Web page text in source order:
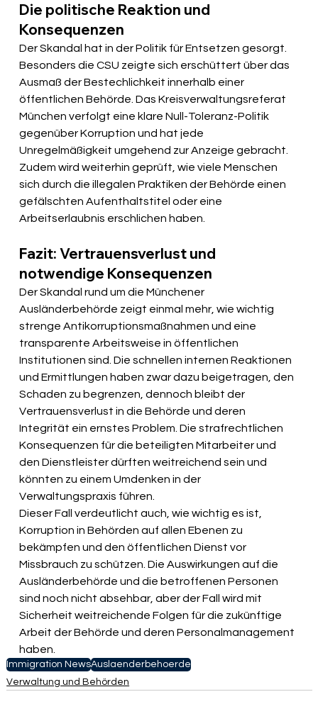
Die politische Reaktion und
Konsequenzen
Der Skandal hat in der Politik für Entsetzen gesorgt.
Besonders die CSU zeigte sich erschüttert über das
Ausmaß der Bestechlichkeit innerhalb einer
öffentlichen Behörde. Das Kreisverwaltungsreferat
München verfolgt eine klare Null-Toleranz-Politik
gegenüber Korruption und hat jede
Unregelmäßigkeit umgehend zur Anzeige gebracht.
Zudem wird weiterhin geprüft, wie viele Menschen
sich durch die illegalen Praktiken der Behörde einen
gefälschten Aufenthaltstitel oder eine
Arbeitserlaubnis erschlichen haben.
Fazit: Vertrauensverlust und
notwendige Konsequenzen
Der Skandal rund um die Münchener
Ausländerbehörde zeigt einmal mehr, wie wichtig
strenge Antikorruptionsmaßnahmen und eine
transparente Arbeitsweise in öffentlichen
Institutionen sind. Die schnellen internen Reaktionen
und Ermittlungen haben zwar dazu beigetragen, den
Schaden zu begrenzen, dennoch bleibt der
Vertrauensverlust in die Behörde und deren
Integrität ein ernstes Problem. Die strafrechtlichen
Konsequenzen für die beteiligten Mitarbeiter und
den Dienstleister dürften weitreichend sein und
könnten zu einem Umdenken in der
Verwaltungspraxis führen.
Dieser Fall verdeutlicht auch, wie wichtig es ist,
Korruption in Behörden auf allen Ebenen zu
bekämpfen und den öffentlichen Dienst vor
Missbrauch zu schützen. Die Auswirkungen auf die
Ausländerbehörde und die betroffenen Personen
sind noch nicht absehbar, aber der Fall wird mit
Sicherheit weitreichende Folgen für die zukünftige
Arbeit der Behörde und deren Personalmanagement
haben.
Immigration NewsAuslaenderbehoerde
Verwaltung und Behörden